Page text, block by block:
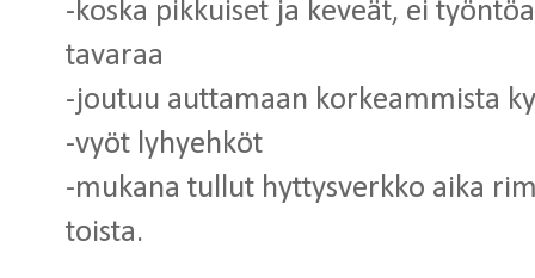
-koska pikkuiset ja keveät, ei
tavaraa
-joutuu auttamaan korkeammista
-vyöt lyhyehköt
-mukana tullut hyttysverkko aika
toista.